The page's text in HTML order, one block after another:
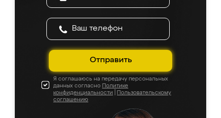
Отправить
Я соглашаюсь на передачу персональных
данных согласно Политике
конфиденциальности
Пользовательскому
соглашению